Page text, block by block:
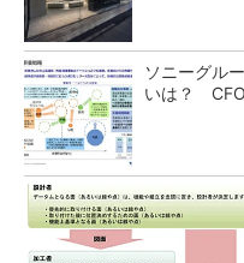
ソニーグル
いは？